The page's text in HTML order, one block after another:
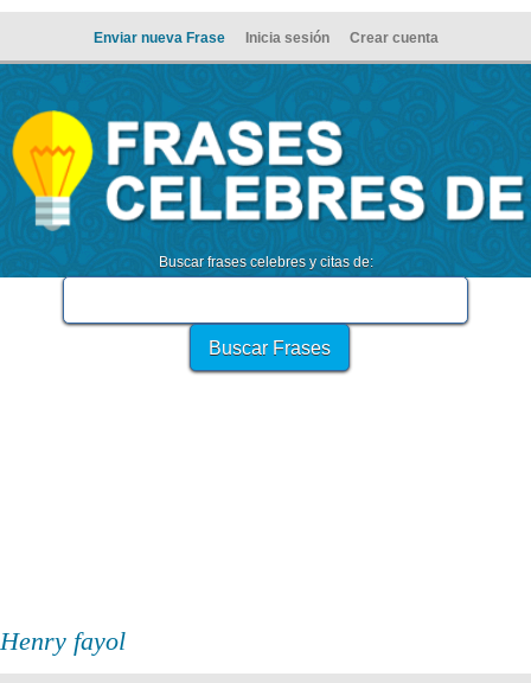
Enviar nueva Frase Inicia sesión Crear cuenta
Buscar frases celebres y citas de:
Henry fayol